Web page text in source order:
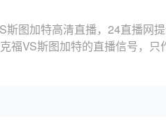
图加特高清直播，24直播网
福VS斯图加特的直播信号，只